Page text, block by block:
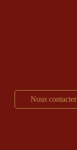
Nous contacter